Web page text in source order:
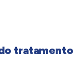
tratamento